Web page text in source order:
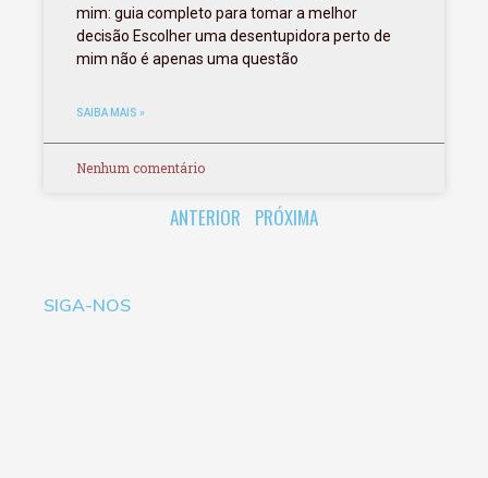
mim: guia completo para tomar a melhor
decisão Escolher uma desentupidora perto de
mim não é apenas uma questão
SAIBA MAIS »
Nenhum comentário
ANTERIOR PRÓXIMA
SIGA-NOS